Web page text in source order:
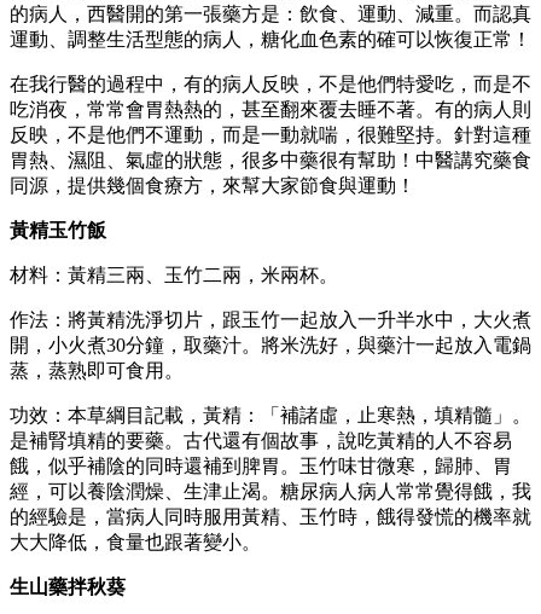
的病人，西醫開的第一張藥方是：飲食、運動、減重。而認真
運動、調整生活型態的病人，糖化血色素的確可以恢復正常！
在我行醫的過程中，有的病人反映，不是他們特愛吃，而是不
吃消夜，常常會胃熱熱的，甚至翻來覆去睡不著。有的病人則
反映，不是他們不運動，而是一動就喘，很難堅持。針對這種
胃熱、濕阻、氣虛的狀態，很多中藥很有幫助！中醫講究藥食
同源，提供幾個食療方，來幫大家節食與運動！
黃精玉竹飯
材料：黃精三兩、玉竹二兩，米兩杯。
作法：將黃精洗淨切片，跟玉竹一起放入一升半水中，大火煮
開，小火煮30分鐘，取藥汁。將米洗好，與藥汁一起放入電鍋
蒸，蒸熟即可食用。
功效：本草綱目記載，黃精：「補諸虛，止寒熱，填精髓」。
是補腎填精的要藥。古代還有個故事，說吃黃精的人不容易
餓，似乎補陰的同時還補到脾胃。玉竹味甘微寒，歸肺、胃
經，可以養陰潤燥、生津止渴。糖尿病人病人常常覺得餓，我
的經驗是，當病人同時服用黃精、玉竹時，餓得發慌的機率就
大大降低，食量也跟著變小。
生山藥拌秋葵